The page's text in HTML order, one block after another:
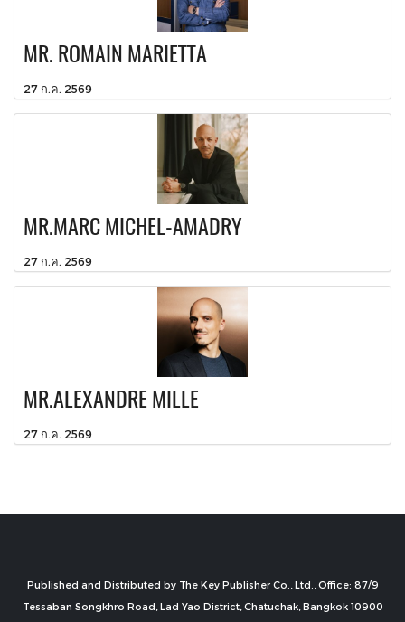
MR. ROMAIN MARIETTA
27 ก.ค. 2569
MR.MARC MICHEL-AMADRY
27 ก.ค. 2569
MR.ALEXANDRE MILLE
27 ก.ค. 2569
Published and Distributed by The Key Publisher Co., Ltd., Office: 87/9
Tessaban Songkhro Road, Lad Yao District, Chatuchak, Bangkok 10900